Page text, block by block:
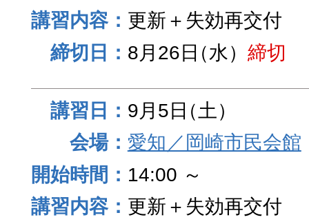
更新＋失効再交付
8月26日（水） 締切
9月5日（土）
愛知／岡崎市民会館
14:00 ～
更新＋失効再交付